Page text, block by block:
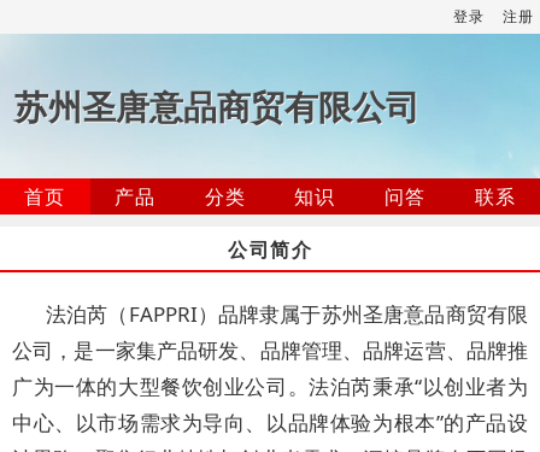
登录 注册
苏州圣唐意品商贸有限公司
首页 产品 分类 知识 问答
联系
公司简介
法泊芮（FAPPRI）品牌隶属于苏州圣唐意品商贸有限
公司，是一家集产品研发、品牌管理、品牌运营、品牌推
广为一体的大型餐饮创业公司。法泊芮秉承“以创业者为
中心、以市场需求为导向、以品牌体验为根本”的产品设